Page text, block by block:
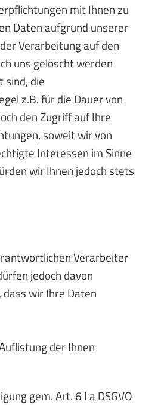
mit Ihnen zu
Daten aufgrund unserer
Verarbeitung auf den
uns gelöscht werden
sind, die
z.B. für die Dauer von
den Zugriff auf Ihre
soweit wir von
Interessen im Sinne
wir Ihnen jedoch stets
Verarbeiter
jedoch davon
wir Ihre Daten
der Ihnen
gem. Art. 6 I a DSGVO